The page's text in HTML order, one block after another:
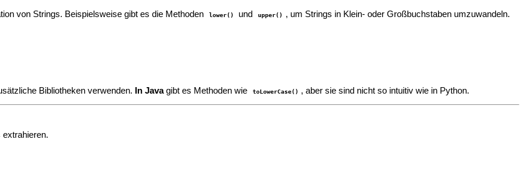
von Strings. Beispielsweise gibt es die Methoden
lower() und upper() , um Strings in Klein- oder Großbuchstaben umzuwandeln.
Bibliotheken verwenden. In Javagibt es Methoden wie toLowerCase() , aber sie sind nicht so intuitiv wie in Python.
extrahieren.